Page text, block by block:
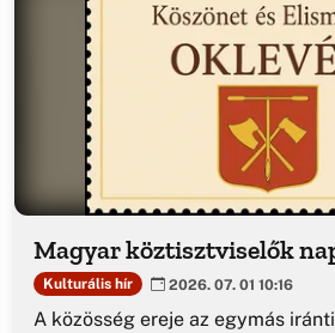
Magyar köztisztviselők
Kulturális hír 2026. 07. 01 10:16
A közösség ereje az egymás